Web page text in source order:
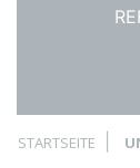
STARTSEITE